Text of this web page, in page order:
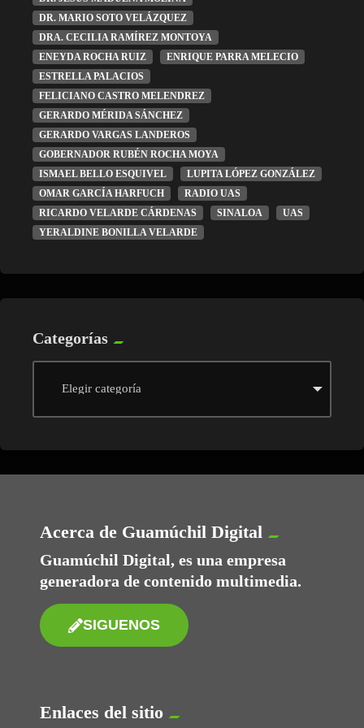
DR. MARIO SOTO VELÁZQUEZ
DRA. CECILIA RAMÍREZ MONTOYA
ENEYDA ROCHA RUIZ
ENRIQUE PARRA MELECIO
ESTRELLA PALACIOS
FELICIANO CASTRO MELENDREZ
GERARDO MÉRIDA SÁNCHEZ
GERARDO VARGAS LANDEROS
GOBERNADOR RUBÉN ROCHA MOYA
ISMAEL BELLO ESQUIVEL
LUPITA LÓPEZ GONZÁLEZ
OMAR GARCÍA HARFUCH
RADIO UAS
RICARDO VELARDE CÁRDENAS
SINALOA
UAS
YERALDINE BONILLA VELARDE
Categorías
Acerca de Guamúchil Digital
Guamúchil Digital, es una empresa
generadora de contenido multimedia.
SIGUENOS
Enlaces del sitio